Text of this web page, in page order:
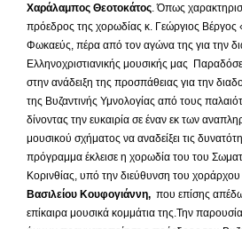
Χαράλαμπος Θεοτοκάτος . Όπως
πρόεδρος της χορωδίας κ. Γεώργιος
Φωκαεύς, πέρα από τον αγώνα της για την
Ελληνοχριστιανικής μουσικής μας
στην ανάδειξη της προσπάθειας για την
της Βυζαντινής Υμνολογίας από τους
δίνοντας την ευκαιρία σε έναν εκ των
μουσικού σχήματος να αναδείξει τις
πρόγραμμα έκλεισε η χορωδία του του
Κορινθίας, υπό την διεύθυνση του
Βασιλείου Κουφογιάννη, που επίσης
επίκαιρα μουσικά κομμάτια της.Την